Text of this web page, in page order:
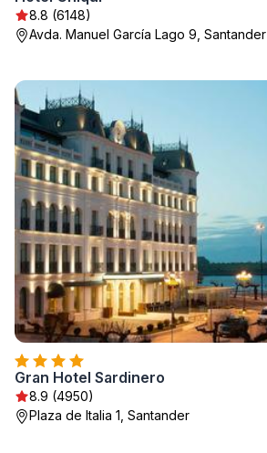
8.8 (6148)
Avda. Manuel García Lago 9, Santander
Gran Hotel Sardinero
8.9 (4950)
Plaza de Italia 1, Santander